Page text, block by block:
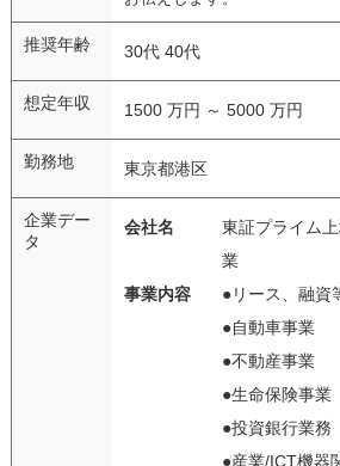
推奨年齢 30代 40代
想定年収 1500 万円 ～ 5000 万円
勤務地 東京都港区
企業デー
タ
会社名
東証プライム
業
事業内容
●リース、融資
●自動車事業
●不動産事業
●生命保険事業
●投資銀行業務
●産業/ICT機器